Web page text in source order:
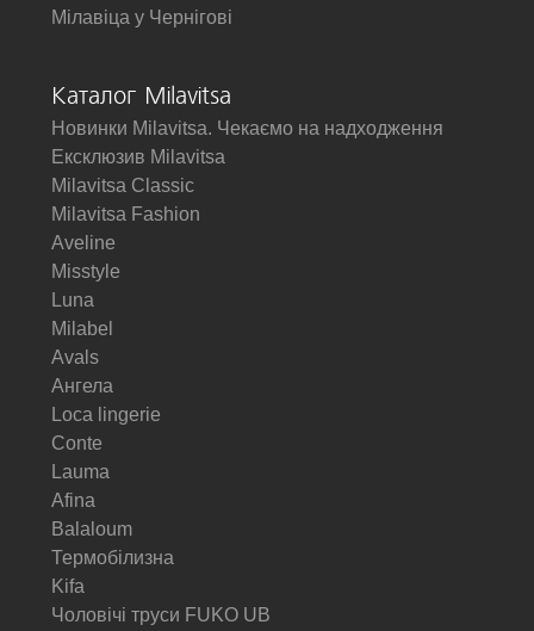
Мілавіца у Чернігові
Каталог Milavitsa
Новинки Milavitsa. Чекаємо на надходження
Ексклюзив Milavitsa
Milavitsa Classic
Milavitsa Fashion
Aveline
Misstyle
Luna
Milabel
Avals
Ангела
Loca lingerie
Conte
Lauma
Afina
Balaloum
Термобілизна
Kifa
Чоловічі труси FUKO UB